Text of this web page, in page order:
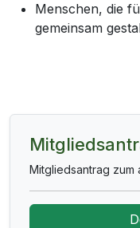
Menschen, die
gemeinsam
Mitgliedsantrag zum